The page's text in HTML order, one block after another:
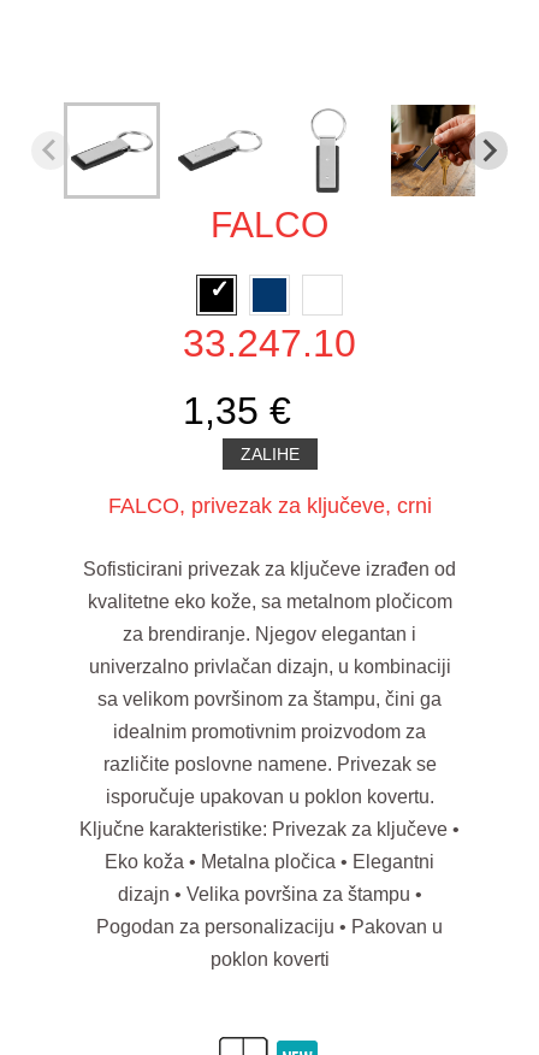
FALCO
33.247.10
1,35 €
ZALIHE
FALCO, privezak za ključeve, crni
Sofisticirani privezak za ključeve izrađen od
kvalitetne eko kože, sa metalnom pločicom
za brendiranje. Njegov elegantan i
univerzalno privlačan dizajn, u kombinaciji
sa velikom površinom za štampu, čini ga
idealnim promotivnim proizvodom za
različite poslovne namene. Privezak se
isporučuje upakovan u poklon kovertu.
Ključne karakteristike: Privezak za ključeve •
Eko koža • Metalna pločica • Elegantni
dizajn • Velika površina za štampu •
Pogodan za personalizaciju • Pakovan u
poklon koverti